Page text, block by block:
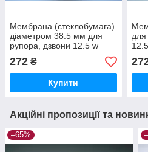
Мембрана (стеклобумага)
діаметром 38.5 мм для
рупора, дзвони 12.5 w
272 ₴
Купити
для
Акційні пропозиції та
–65%